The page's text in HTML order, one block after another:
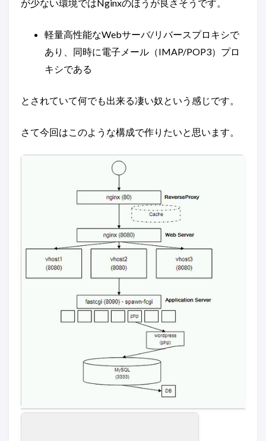
が少ない環境ではNginxのほうが良さそうです。
軽量高性能なWebサーバ/リバースプロキシで
あり、同時に電子メール（IMAP/POP3）プロ
キシである
とされていて何でも出来る凄い奴という感じです。
さて今回はこのような構成で作りたいと思います。